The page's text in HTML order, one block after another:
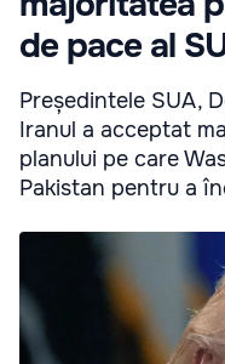
de pace al
Președintele SUA,
Iranul a acceptat
planului pe care
Pakistan pentru a